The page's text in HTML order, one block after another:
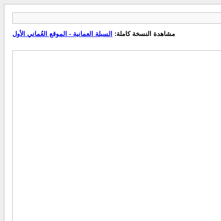
مشاهدة النسخة كاملة: السبلة العمانية - الموقع العُماني الأول